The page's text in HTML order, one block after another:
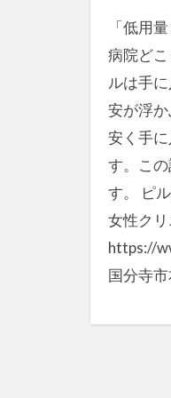
「低用
病院ど
ルは手
安が浮
安く手
す。こ
す。 ピ
女性クリ
https://
国分寺